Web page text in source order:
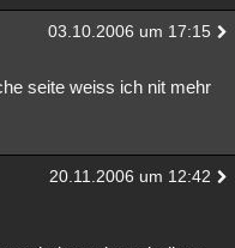
03.10.2006 um 17:15
seite weiss ich nit mehr
20.11.2006 um 12:42